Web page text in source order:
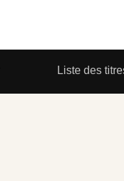
Liste des